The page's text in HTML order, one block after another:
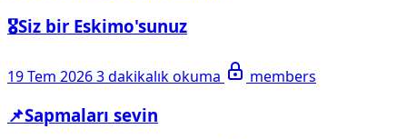
🎖️Siz bir Eskimo'sunuz
19 Tem 20263 dakikalık okuma members
📌Sapmaları sevin